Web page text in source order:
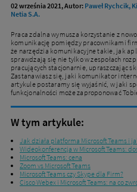
02 września 2021, Autor: Paweł Rychcik,
Netia S.A.
Praca zdalna wymusza korzystanie z
komunikację pomiędzy pracownikami
że narzędzia komunikacyjne takie, jak
sprawdzają się nie tylko w zespołach
pracujących stacjonarnie, upraszczając
Zastanawiasz się, jaki komunikator
artykule postaramy się wyjaśnić, w jaki
funkcjonalności może zaproponować
W tym artykule:
Jak działa platforma Microsoft Teams i
Wideokonferencja w Microsoft Teams:
Microsoft Teams: cena
Zoom vs Microsoft Teams
Microsoft Teams czy Skype dla Firm?
Cisco Webex i Microsoft Teams: na co